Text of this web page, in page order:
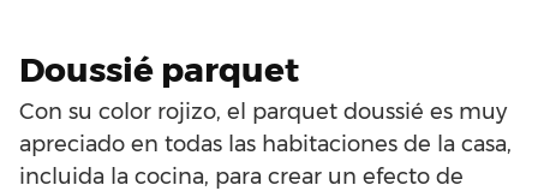
Doussié parquet
Con su color rojizo, el parquet doussié es muy
apreciado en todas las habitaciones de la casa,
incluida la cocina, para crear un efecto de